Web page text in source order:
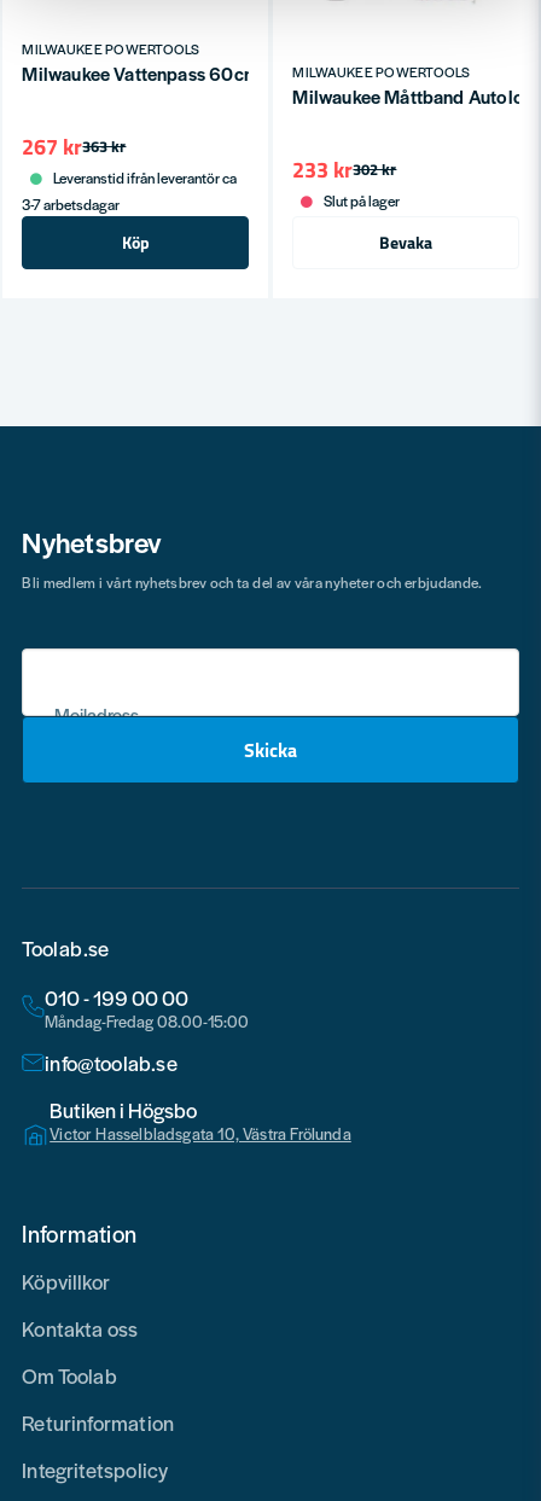
MILWAUKEE POWERTOOLS
Milwaukee Vattenpass 60cm (magnetisk)
363 kr
267 kr
Leveranstid ifrån leverantör ca
3-7 arbetsdagar
Köp
MILWAUKEE POWERTOOLS
Milwaukee Måttband
302 kr
233 kr
Slut på lager
Bevaka
Nyhetsbrev
Mejladress
Skicka
Bli medlem i vårt nyhetsbrev och ta del av våra nyheter och erbjudande.
Toolab.se
010 - 199 00 00
Måndag-Fredag 08.00-15:00
info@toolab.se
Butiken i Högsbo
Victor Hasselbladsgata 10, Västra Frölunda
Information
Köpvillkor
Kontakta oss
Om Toolab
Returinformation
Integritetspolicy